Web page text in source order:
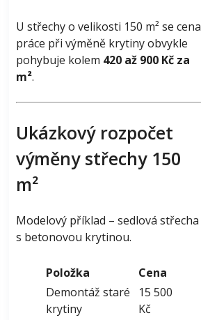
U střechy o velikosti 150 m² se cena
práce při výměně krytiny obvykle
pohybuje kolem 420 až 900 Kč za
m².
Ukázkový rozpočet
výměny střechy 150
m²
Modelový příklad – sedlová střecha
s betonovou krytinou.
Položka
Cena
Demontáž staré
krytiny
15 500
Kč